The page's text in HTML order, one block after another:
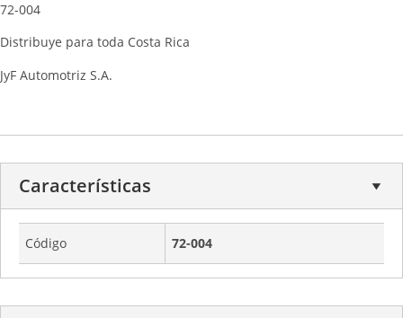
72-004
Distribuye para toda Costa Rica
JyF Automotriz S.A.
Características
Código 72-004